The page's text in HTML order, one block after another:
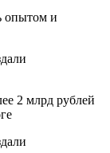
опытом и
2 млрд рублей